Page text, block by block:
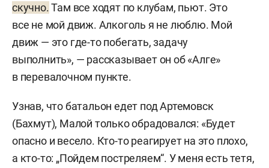
скучно.Там все ходят по клубам, пьют. Это
все не мой движ. Алкоголь я не люблю. Мой
движ — это где-то побегать, задачу
выполнить», — рассказывает он об «Алге»
в перевалочном пункте.
Узнав, что батальон едет под Артемовск
(Бахмут), Малой только обрадовался: «Будет
опасно и весело. Кто-то реагирует на это плохо,
а кто-то: „Пойдем постреляем“. У меня есть тетя,